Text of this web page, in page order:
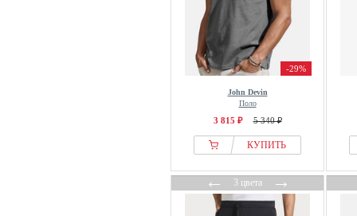
-29%
John Devin
Поло
3 815 ₽ 5 340 ₽
КУПИТЬ
←3 цвета→